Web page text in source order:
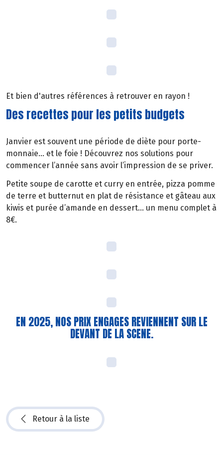
Et bien d'autres références à retrouver en rayon !
Des recettes pour les petits budgets
Janvier est souvent une période de diète pour porte-
monnaie… et le foie ! Découvrez nos solutions pour
commencer l’année sans avoir l’impression de se priver.
Petite soupe de carotte et curry en entrée, pizza pomme
de terre et butternut en plat de résistance et gâteau aux
kiwis et purée d’amande en dessert… un menu complet à
8€.
EN 2025, NOS PRIX ENGAGES REVIENNENT SUR LE
DEVANT DE LA SCENE.
Retour à la liste